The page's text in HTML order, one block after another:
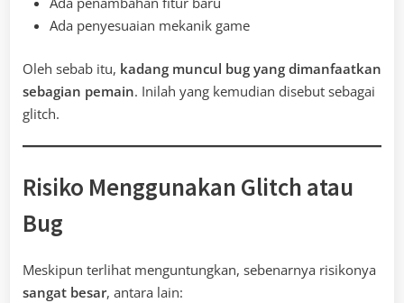
Ada penyesuaian mekanik game
Oleh sebab itu, kadang muncul bug yang dimanfaatkan
sebagian pemain. Inilah yang kemudian disebut sebagai
glitch.
Risiko Menggunakan Glitch atau
Bug
Meskipun terlihat menguntungkan, sebenarnya risikonya
sangat besar, antara lain: